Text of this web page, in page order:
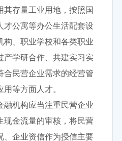
其存量工业用地，按照国
才公寓等办公生活配套设
构、职业学校和各类职业
产学研合作、共建实习实
合民营企业需求的经营管
等方面人才。
机构应当注重民营企业
现金流量的审核，将民营
、企业资信作为授信主要